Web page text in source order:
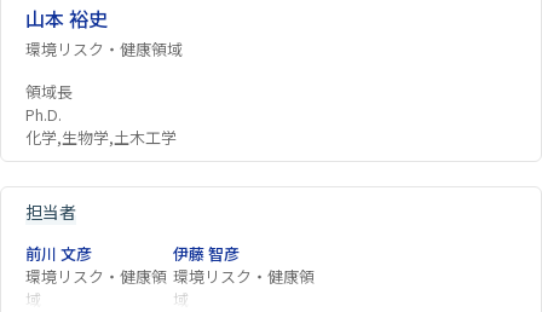
山本 裕史
環境リスク・健康領域
領域長
Ph.D.
化学,生物学,土木工学
担当者
前川 文彦
環境リスク・健康領
域
伊藤 智彦
環境リスク・健康領
域